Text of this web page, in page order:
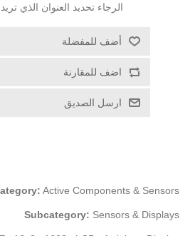
الرجاء تحديد العنوان الذي
أضف للمفضلة
اضف للمقارنة
ارسل الصديق
Active Components & Sensors
Subcategory: Sensors & Displays